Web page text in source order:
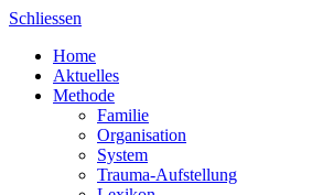
Skip
content
Schliessen
Home
Aktuelles
Methode
Familie
Organisation
System
Trauma-Aufstellung